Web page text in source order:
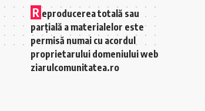
R eproducerea totală sau
parțială a materialelor este
permisă numai cu acordul
proprietarului domeniului web
ziarulcomunitatea.ro